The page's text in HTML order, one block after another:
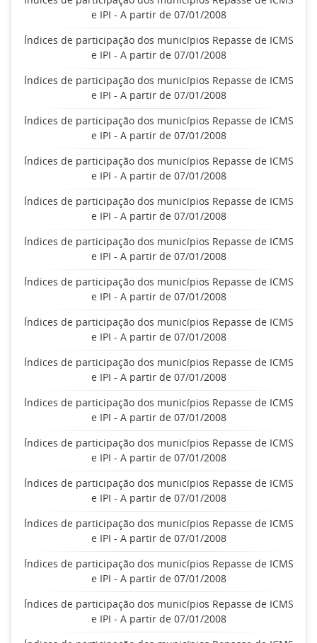
e IPI - A partir de 07/01/2008
Índices de participação dos municípios Repasse de ICMS
e IPI - A partir de 07/01/2008
Índices de participação dos municípios Repasse de ICMS
e IPI - A partir de 07/01/2008
Índices de participação dos municípios Repasse de ICMS
e IPI - A partir de 07/01/2008
Índices de participação dos municípios Repasse de ICMS
e IPI - A partir de 07/01/2008
Índices de participação dos municípios Repasse de ICMS
e IPI - A partir de 07/01/2008
Índices de participação dos municípios Repasse de ICMS
e IPI - A partir de 07/01/2008
Índices de participação dos municípios Repasse de ICMS
e IPI - A partir de 07/01/2008
Índices de participação dos municípios Repasse de ICMS
e IPI - A partir de 07/01/2008
Índices de participação dos municípios Repasse de ICMS
e IPI - A partir de 07/01/2008
Índices de participação dos municípios Repasse de ICMS
e IPI - A partir de 07/01/2008
Índices de participação dos municípios Repasse de ICMS
e IPI - A partir de 07/01/2008
Índices de participação dos municípios Repasse de ICMS
e IPI - A partir de 07/01/2008
Índices de participação dos municípios Repasse de ICMS
e IPI - A partir de 07/01/2008
Índices de participação dos municípios Repasse de ICMS
e IPI - A partir de 07/01/2008
Índices de participação dos municípios Repasse de ICMS
e IPI - A partir de 07/01/2008